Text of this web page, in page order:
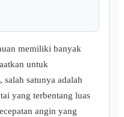
memiliki banyak
untuk
satunya adalah
yang terbentang luas
angin yang